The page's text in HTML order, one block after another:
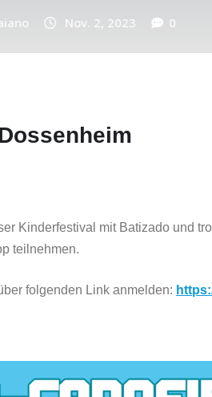
Kinderfestival mit Batizado und
teilnehmen.
folgenden Link anmelden: